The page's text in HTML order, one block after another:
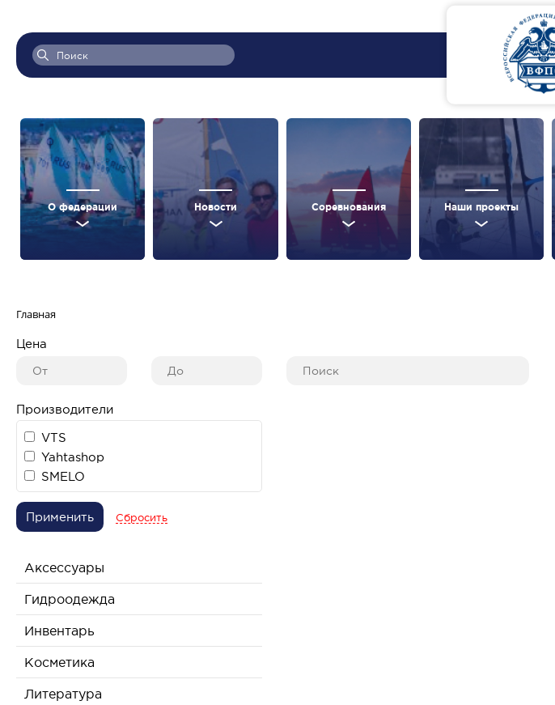
О федерации Новости Соревнования Наши проекты
Главная
Цена
Производители
VTS
Yahtashop
SMELO
Применить Сбросить
Аксессуары
Гидроодежда
Инвентарь
Косметика
Литература